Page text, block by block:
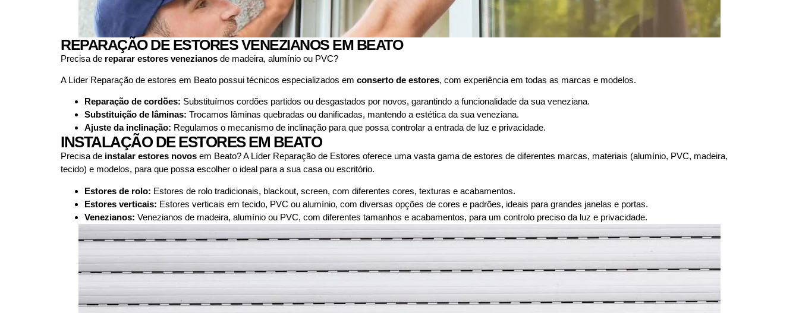
REPARAÇÃO DE ESTORES VENEZIANOS EM BEATO
Precisa de reparar estores venezianos de madeira, alumínio ou PVC?
A Líder Reparação de estores em Beato possui técnicos especializados em conserto de estores, com experiência em todas as marcas e modelos.
Reparação de cordões: Substituímos cordões partidos ou desgastados por novos, garantindo a funcionalidade da sua veneziana.
Substituição de lâminas: Trocamos lâminas quebradas ou danificadas, mantendo a estética da sua veneziana.
Ajuste da inclinação: Regulamos o mecanismo de inclinação para que possa controlar a entrada de luz e privacidade.
INSTALAÇÃO DE ESTORES EM BEATO
Precisa de instalar estores novos em Beato? A Líder Reparação de Estores oferece uma vasta gama de estores de diferentes marcas, materiais (alumínio, PVC, madeira,
tecido) e modelos, para que possa escolher o ideal para a sua casa ou escritório.
Estores de rolo: Estores de rolo tradicionais, blackout, screen, com diferentes cores, texturas e acabamentos.
Estores verticais: Estores verticais em tecido, PVC ou alumínio, com diversas opções de cores e padrões, ideais para grandes janelas e portas.
Venezianos: Venezianos de madeira, alumínio ou PVC, com diferentes tamanhos e acabamentos, para um controlo preciso da luz e privacidade.